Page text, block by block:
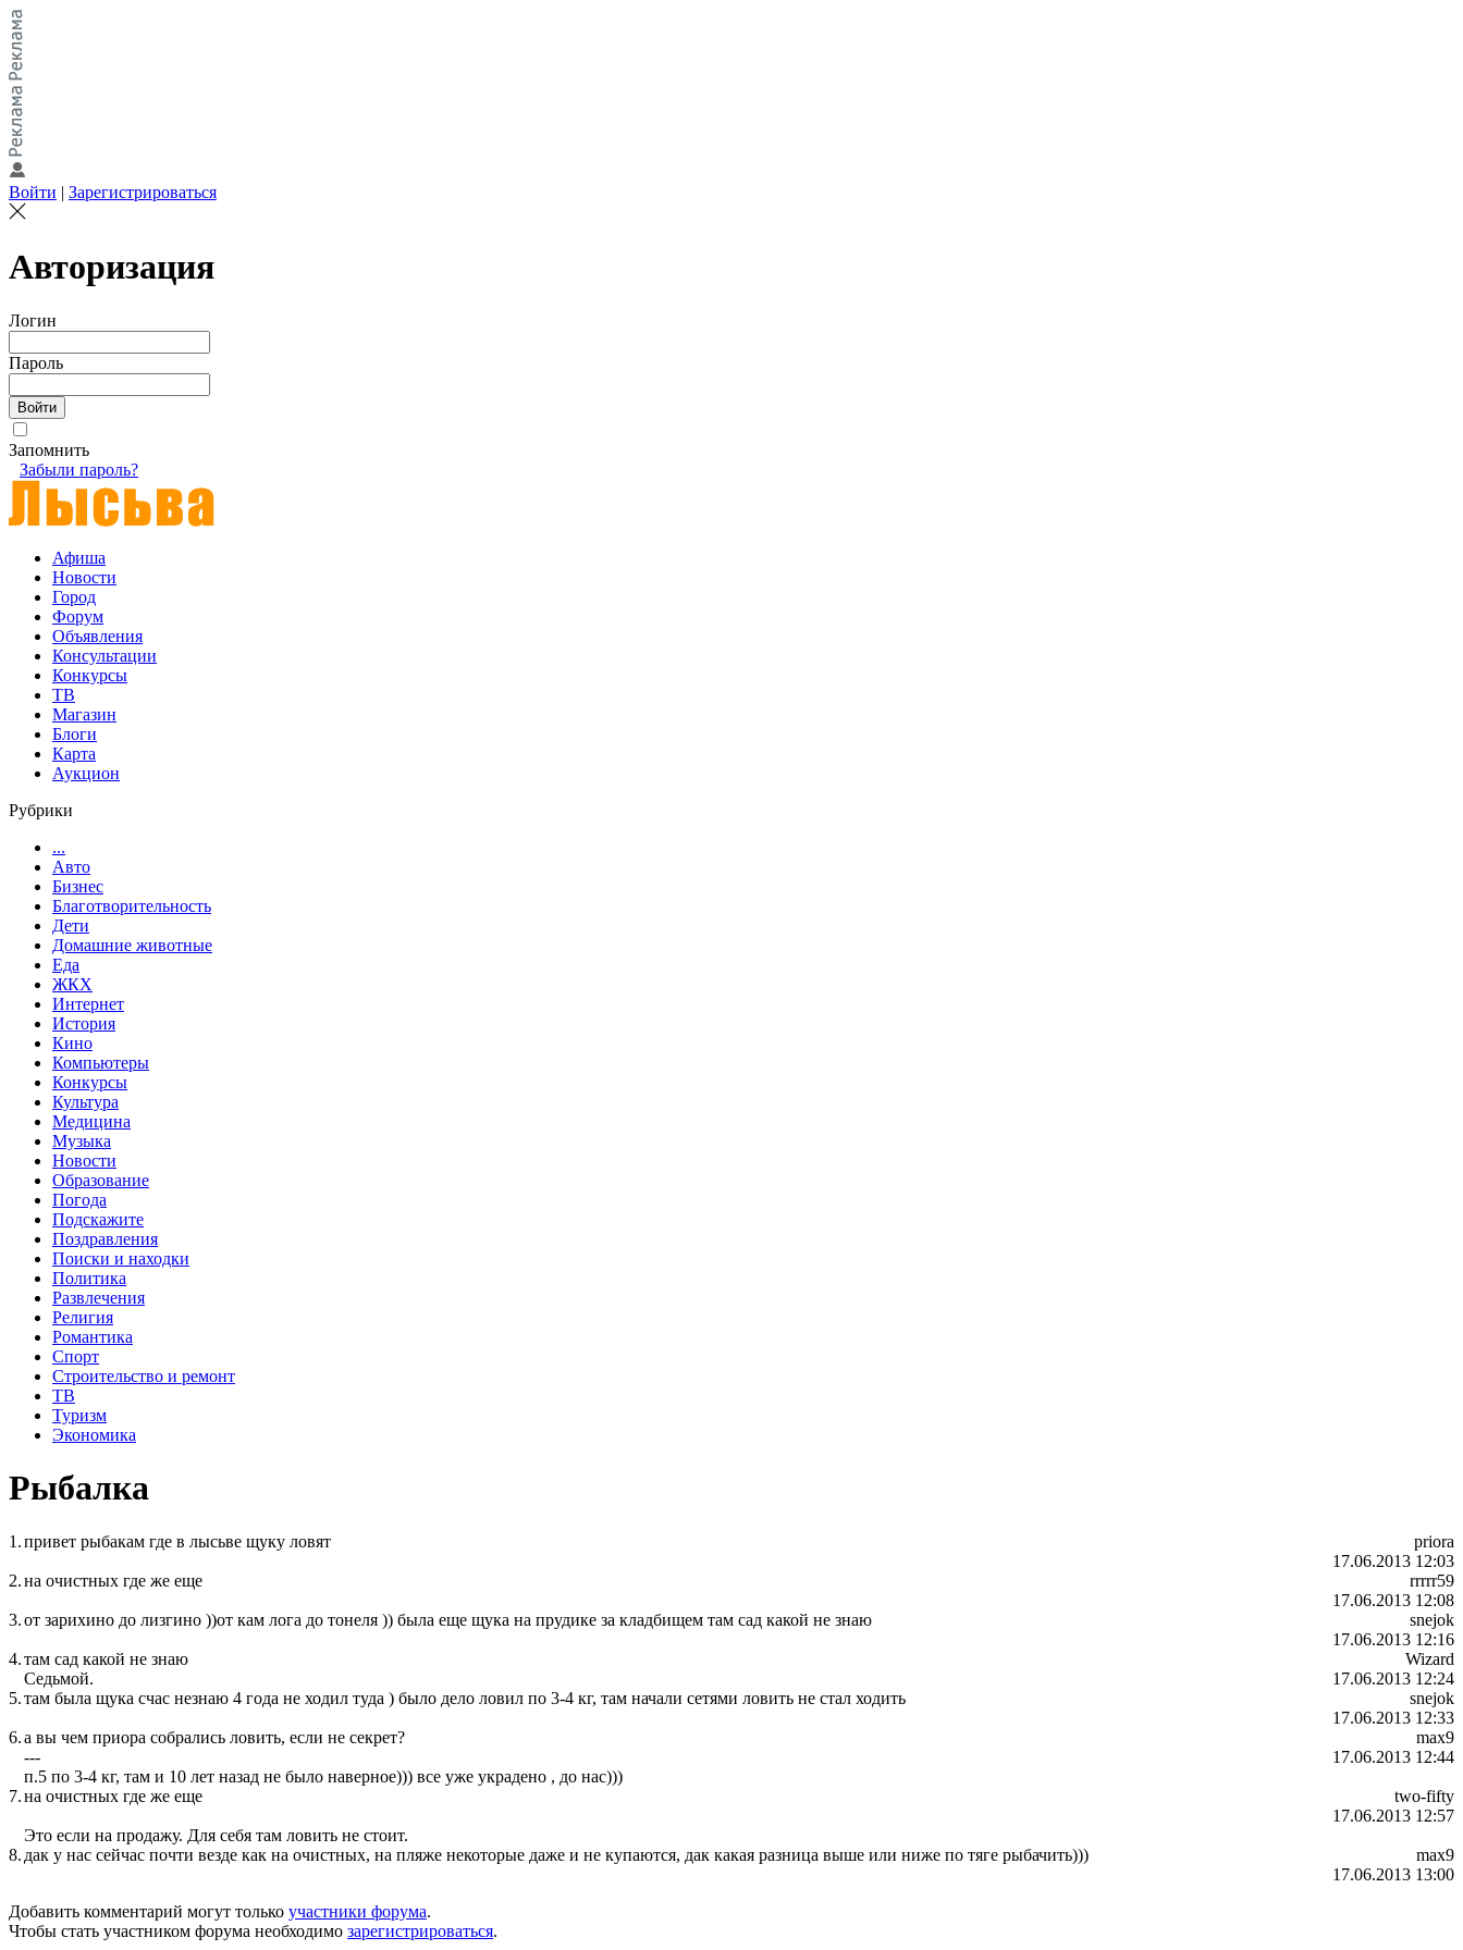
Войти | Зарегистрироваться
Авторизация
Логин
Пароль
Запомнить
Забыли пароль?
Афиша
Новости
Город
Форум
Объявления
Консультации
Конкурсы
ТВ
Магазин
Блоги
Карта
Аукцион
Рубрики
...
Авто
Бизнес
Благотворительность
Дети
Домашние животные
Еда
ЖКХ
Интернет
История
Кино
Компьютеры
Конкурсы
Культура
Медицина
Музыка
Новости
Образование
Погода
Подскажите
Поздравления
Поиски и находки
Политика
Развлечения
Религия
Романтика
Спорт
Строительство и ремонт
ТВ
Туризм
Экономика
Рыбалка
1.привет рыбакам где в лысьве щуку ловят
priora
17.06.2013 12:03
2.на очистных где же еще
rrrrr59
17.06.2013 12:08
3.от зарихино до лизгино ))от кам лога до тонеля )) была еще щука на прудике за кладбищем там сад какой не знаю
snejok
17.06.2013 12:16
4.там сад какой не знаю
Седьмой.
Wizard
17.06.2013 12:24
5.там была щука счас незнаю 4 года не ходил туда ) было дело ловил по 3-4 кг, там начали сетями ловить не стал ходить
snejok
17.06.2013 12:33
6.а вы чем приора собрались ловить, если не секрет?
---
п.5 по 3-4 кг, там и 10 лет назад не было наверное))) все уже украдено , до нас)))
max9
17.06.2013 12:44
7.на очистных где же еще
Это если на продажу. Для себя там ловить не стоит.
two-fifty
17.06.2013 12:57
8. дак у нас сейчас почти везде как на очистных, на пляже некоторые даже и не купаются, дак какая разница выше или ниже по тяге рыбачить)))
max9
17.06.2013 13:00
Добавить комментарий могут только участники форума.
Чтобы стать участником форума необходимо зарегистрироваться.